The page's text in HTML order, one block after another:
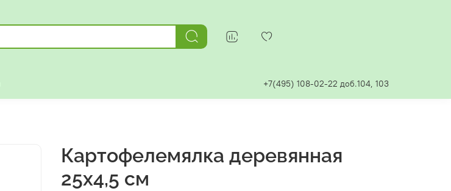
+7(495) 108-02-22 доб.104, 103
Картофелемялка деревянная
25х4,5 см